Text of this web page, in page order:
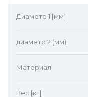
Диаметр 1 [мм]
диаметр 2 (мм)
Материал
Вес [кг]